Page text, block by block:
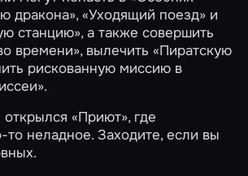
дракона»,«Уходящий поезд» и
станцию», а также совершить
времени», вылечить«Пиратскую
рискованную миссию в
.
открылся«Приют», где
то неладное. Заходите, если вы